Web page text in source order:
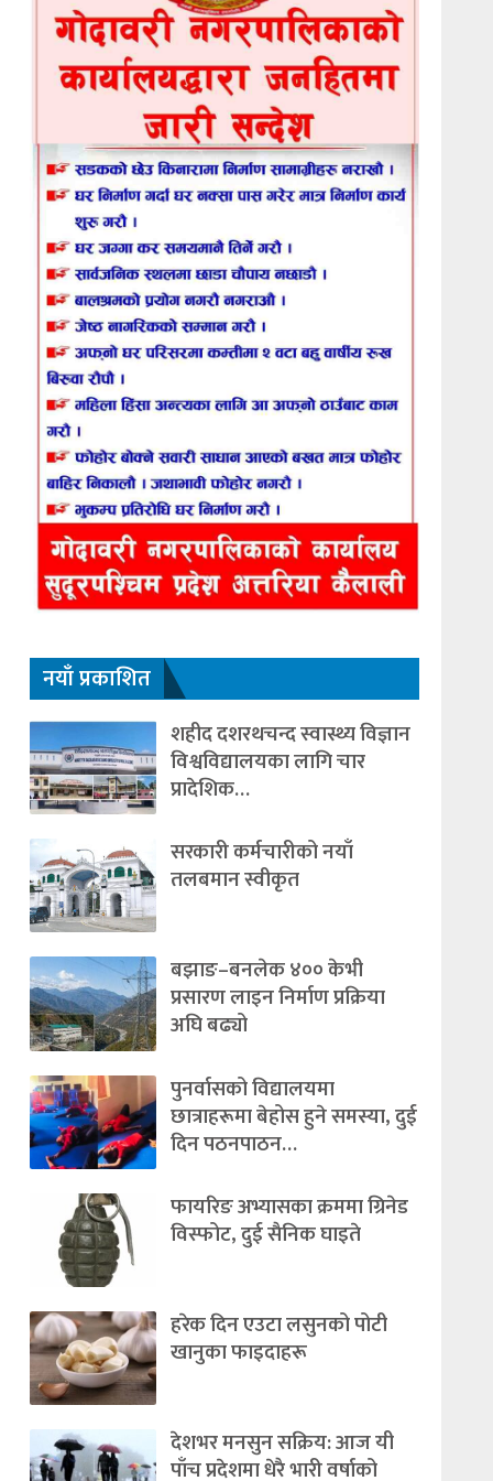
नयाँ प्रकाशित
शहीद दशरथचन्द स्वास्थ्य विज्ञान
विश्वविद्यालयका लागि चार
प्रादेशिक…
सरकारी कर्मचारीको नयाँ
तलबमान स्वीकृत
बझाङ–बनलेक ४०० केभी
प्रसारण लाइन निर्माण प्रक्रिया
अघि बढ्यो
पुनर्वासको विद्यालयमा
छात्राहरूमा बेहोस हुने समस्या, दुई
दिन पठनपाठन…
फायरिङ अभ्यासका क्रममा ग्रिनेड
विस्फोट, दुई सैनिक घाइते
हरेक दिन एउटा लसुनको पोटी
खानुका फाइदाहरू
देशभर मनसुन सक्रिय: आज यी
पाँच प्रदेशमा धेरै भारी वर्षाको